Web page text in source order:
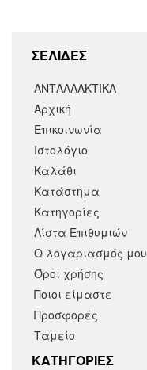
ΣΕΛΙΔΕΣ
ΑΝΤΑΛΛΑΚΤΙΚΑ
Αρχική
Επικοινωνία
Ιστολόγιο
Καλάθι
Κατάστημα
Κατηγορίες
Λίστα Επιθυμιών
Ο λογαριασμός μου
Όροι χρήσης
Ποιοι είμαστε
Προσφορές
Ταμείο
KΑΤΗΓΟΡΙΕΣ